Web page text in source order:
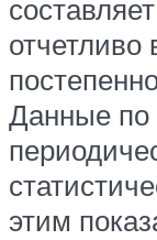
отчетливо
Данные по
этим